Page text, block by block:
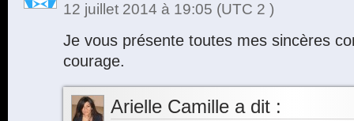
12 juillet 2014 à 19:05 (UTC 2 )
Je vous présente toutes mes sincères
courage.
Arielle Camille a dit :